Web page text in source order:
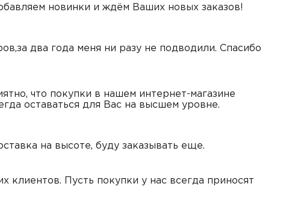
новинки и ждём Ваших новых заказов!
два года меня ни разу не подводили. Спасибо
что покупки в нашем интернет-магазине
оставаться для Вас на высшем уровне.
на высоте, буду заказывать еще.
клиентов. Пусть покупки у нас всегда приносят